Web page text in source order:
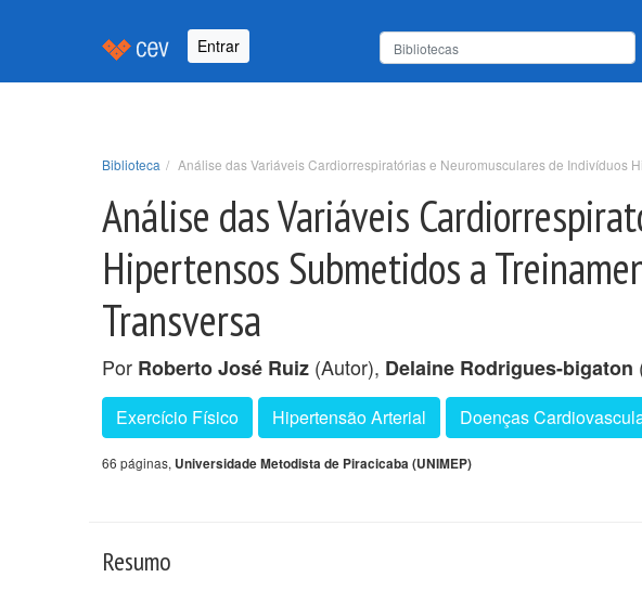
Entrar
Biblioteca Análise das Variáveis Cardiorrespiratórias e Neuromusculares de Indivíduos
Análise das Variáveis
Hipertensos Submetidos a
Transversa
Por Roberto José Ruiz (Autor), Delaine Rodrigues-bigaton
Exercício Físico Hipertensão Arterial Doenças
66 páginas, Universidade Metodista de Piracicaba (UNIMEP)
Resumo